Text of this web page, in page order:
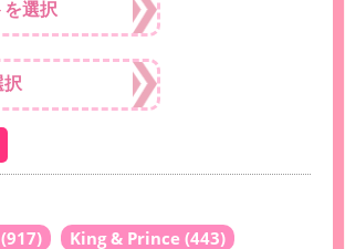
(917) King & Prince (443)